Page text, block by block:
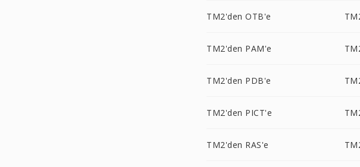
TM2'den OTB'e
TM2'den PAM'e
TM2'den PDB'e
TM2'den PICT'e
TM2'den RAS'e